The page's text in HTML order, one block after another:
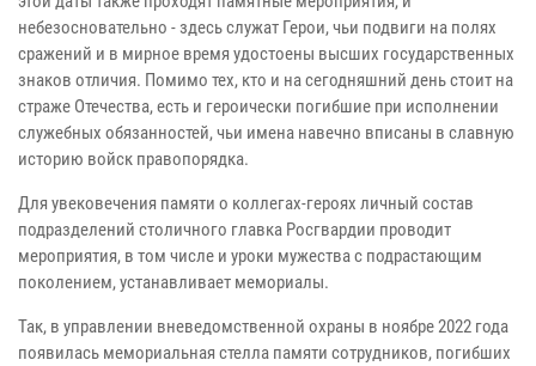
небезосновательно - здесь служат Герои, чьи подвиги на полях
сражений и в мирное время удостоены высших государственных
знаков отличия. Помимо тех, кто и на сегодняшний день стоит на
страже Отечества, есть и героически погибшие при исполнении
служебных обязанностей, чьи имена навечно вписаны в славную
историю войск правопорядка.
Для увековечения памяти о коллегах-героях личный состав
подразделений столичного главка Росгвардии проводит
мероприятия, в том числе и уроки мужества с подрастающим
поколением, устанавливает мемориалы.
Так, в управлении вневедомственной охраны в ноябре 2022 года
появилась мемориальная стелла памяти сотрудников, погибших